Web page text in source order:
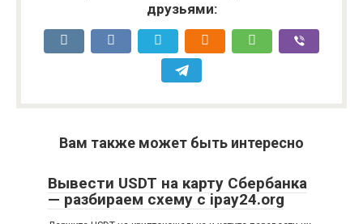
друзьями:
Вам также может быть интересно
Вывести USDT на карту Сбербанка
— разбираем схему с ipay24.org